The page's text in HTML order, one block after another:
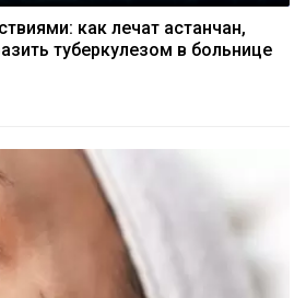
как лечат астанчан,
туберкулезом в больнице